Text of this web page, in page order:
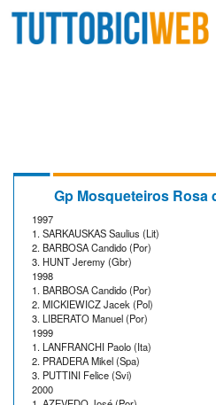
CALENDARIO
OSCAR
ALBI D'ORO
NEWSLETTER
Gp Mosqueteiros Rosa
1997
1. SARKAUSKAS Saulius (Lit)
2. BARBOSA Candido (Por)
3. HUNT Jeremy (Gbr)
1998
1. BARBOSA Candido (Por)
2. MICKIEWICZ Jacek (Pol)
3. LIBERATO Manuel (Por)
1999
1. LANFRANCHI Paolo (Ita)
2. PRADERA Mikel (Spa)
3. PUTTINI Felice (Svi)
2000